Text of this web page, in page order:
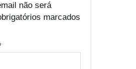
não será
marcados